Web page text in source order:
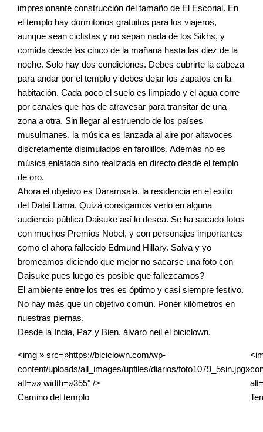
impresionante construcción del tamaño de El Escorial. En
el templo hay dormitorios gratuitos para los viajeros,
aunque sean ciclistas y no sepan nada de los Sikhs, y
comida desde las cinco de la mañana hasta las diez de la
noche. Solo hay dos condiciones. Debes cubrirte la cabeza
para andar por el templo y debes dejar los zapatos en la
habitación. Cada poco el suelo es limpiado y el agua corre
por canales que has de atravesar para transitar de una
zona a otra. Sin llegar al estruendo de los países
musulmanes, la música es lanzada al aire por altavoces
discretamente disimulados en farolillos. Además no es
música enlatada sino realizada en directo desde el templo
de oro.
Ahora el objetivo es Daramsala, la residencia en el exilio
del Dalai Lama. Quizá consigamos verlo en alguna
audiencia pública Daisuke así lo desea. Se ha sacado fotos
con muchos Premios Nobel, y con personajes importantes
como el ahora fallecido Edmund Hillary. Salva y yo
bromeamos diciendo que mejor no sacarse una foto con
Daisuke pues luego es posible que fallezcamos?
El ambiente entre los tres es óptimo y casi siempre festivo.
No hay más que un objetivo común. Poner kilómetros en
nuestras piernas.
Desde la India, Paz y Bien, álvaro neil el biciclown.
<img » src=»https://biciclown.com/wp-
content/uploads/all_images/upfiles/diarios/foto1079_5sin.jpg»
alt=»» width=»355″ />
Camino del templo